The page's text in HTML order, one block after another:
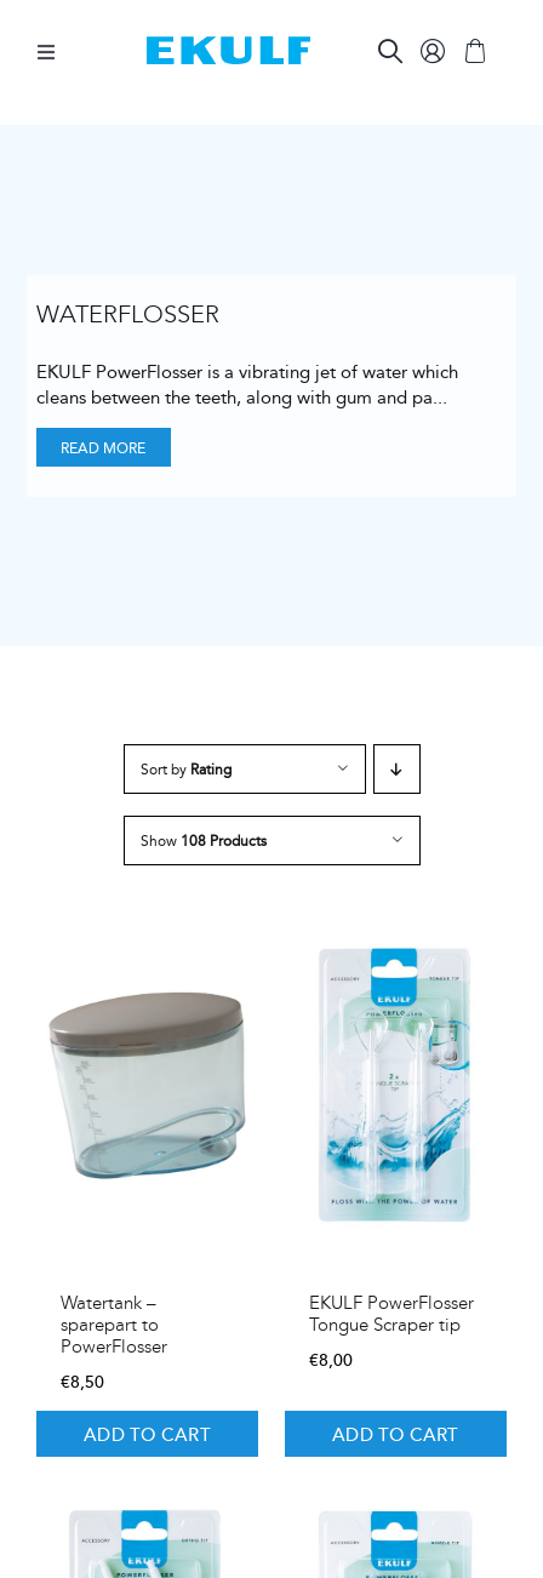
contentToggle
ORAL CARE AIDS
OTHER PRODUCTS
FOR COMPANIES
WATERFLOSSER
EKULF PowerFlosser is a vibrating jet of water which
cleans between the teeth, along with gum and pa...
READ MORE
Sort by Rating
Show 108 Products
Watertank –
sparepart to
PowerFlosser
€8,50
ADD TO CART
EKULF PowerFlosser
Tongue Scraper tip
€8,00
ADD TO CART